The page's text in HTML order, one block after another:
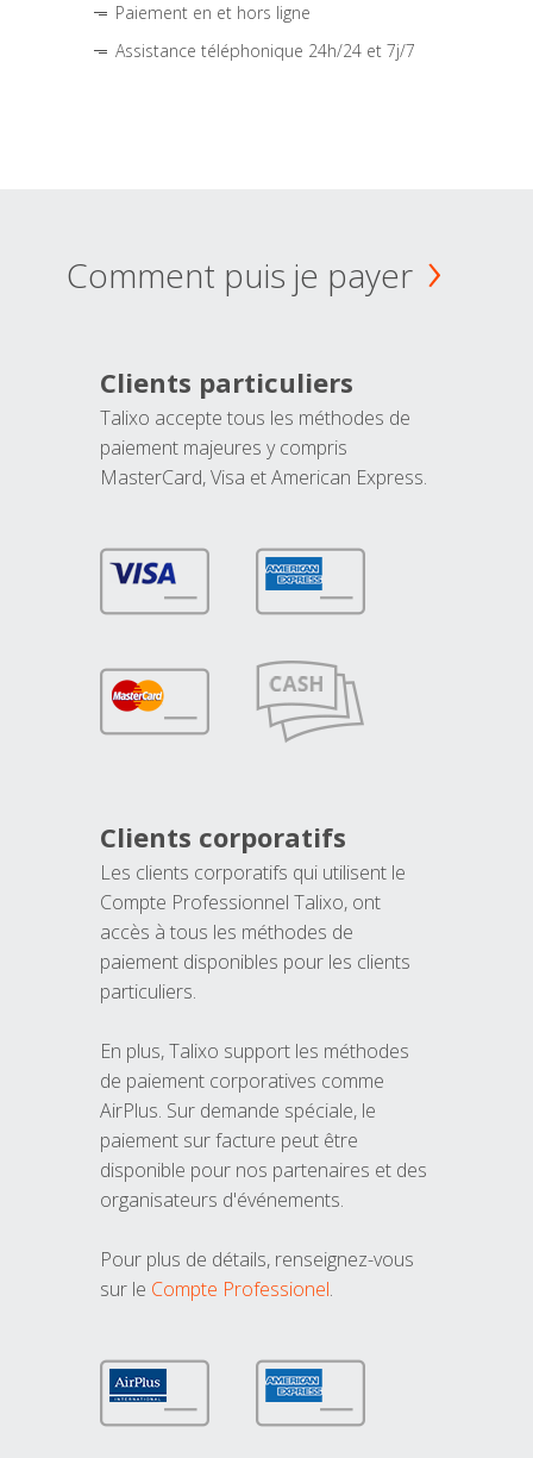
Paiement en et hors ligne
Assistance téléphonique 24h/24 et 7j/7
Comment puis je payer
Clients particuliers
Talixo accepte tous les méthodes de
paiement majeures y compris
MasterCard, Visa et American Express.
Clients corporatifs
Les clients corporatifs qui utilisent le
Compte Professionnel Talixo, ont
accès à tous les méthodes de
paiement disponibles pour les clients
particuliers.
En plus, Talixo support les méthodes
de paiement corporatives comme
AirPlus. Sur demande spéciale, le
paiement sur facture peut être
disponible pour nos partenaires et des
organisateurs d'événements.
Pour plus de détails, renseignez-vous
sur le Compte Professionel.